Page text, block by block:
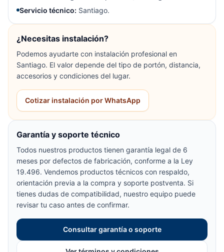
Servicio técnico: Santiago.
¿Necesitas instalación?
Podemos ayudarte con instalación profesional en
Santiago. El valor depende del tipo de portón, distancia,
accesorios y condiciones del lugar.
Cotizar instalación por WhatsApp
Garantía y soporte técnico
Todos nuestros productos tienen garantía legal de 6
meses por defectos de fabricación, conforme a la Ley
19.496. Vendemos productos técnicos con respaldo,
orientación previa a la compra y soporte postventa. Si
tienes dudas de compatibilidad, nuestro equipo puede
revisar tu caso antes de confirmar.
Consultar garantía o soporte